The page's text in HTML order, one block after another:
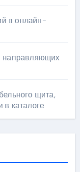
в онлайн-
направляющих
щита,
каталоге